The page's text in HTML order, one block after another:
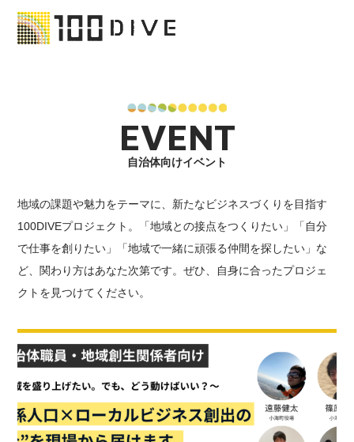
EVENT
自治体向けイベント
地域の課題や魅力をテーマに、新たなビジネスづくりを目指す
100DIVEプロジェクト。「地域との接点をつくりたい」「自分
で仕事を創りたい」「地域で一緒に頑張る仲間を探したい」な
ど、関わり方はあなた次第です。ぜひ、自身に合ったプロジェ
クトを見つけてください。